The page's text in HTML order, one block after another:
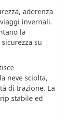
aderenza
invernali.
la
su
neve sciolta,
di trazione. La
stabile ed